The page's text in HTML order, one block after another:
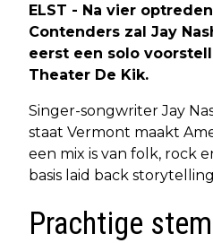
ELST - Na vier
Contenders zal Jay
eerst een solo
Theater De Kik.
Singer-songwriter Jay
staat Vermont maakt
een mix is van folk, rock
basis laid back
Prachtige stem